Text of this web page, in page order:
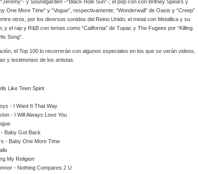
y Soundgarden –“Black Hole Sun”-; el pop con con Britney Spears y
One More Time” y “Vogue”, respectivamente; “Wonderwall” de Oasis y “Creep”
otros, por los diversos sonidos del Reino Unido; el metal con Metallica y su
y el rap y R&B con temas como “California” de Tupac y The Fugees por “Killing
Song”.
el Top 100 lo recorrerán con algunos especiales en los que se verán videos,
y testimonios de los artistas.
Like Teen Spirit
- I Want It That Way
- I Will Always Love You
Baby Got Back
- Baby One More Time
My Religion
- Nothing Compares 2 U